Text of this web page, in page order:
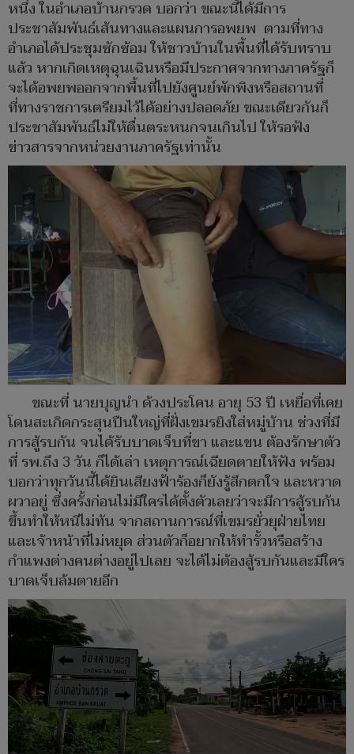
หนึ่ง ในอำเภอบ้านกรวด บอกว่า ขณะนี้ได้มีการ
ประชาสัมพันธ์เส้นทางและแผนการอพยพ ตามที่ทาง
อำเภอได้ประชุมซักซ้อม ให้ชาวบ้านในพื้นที่ได้รับทราบ
แล้ว หากเกิดเหตุฉุนเฉินหรือมีประกาศจากทางภาครัฐก็
จะได้อพยพออกจากพื้นที่ไปยังศูนย์พักพิงหรือสถานที่
ที่ทางราชการเตรียมไว้ได้อย่างปลอดภัย ขณะเดียวกันก็
ประชาสัมพันธ์ไม่ให้ตื่นตระหนกจนเกินไป ให้รอฟัง
ข่าวสารจากหน่วยงานภาครัฐเท่านั้น
ขณะที่ นายบุญนำ ด้วงประโคน อายุ 53 ปี เหยื่อที่เคย
โดนสะเกิดกระสุนปืนใหญ่ที่ฝั่งเขมรยิงใส่หมู่บ้าน ช่วงที่มี
การสู้รบกัน จนได้รับบาดเจ็บที่ขา และแขน ต้องรักษาตัว
ที่ รพ.ถึง 3 วัน ก็ได้เล่า เหตุการณ์เฉียดตายให้ฟัง พร้อม
บอกว่าทุกวันนี้ได้ยินเสียงฟ้าร้องก็ยังรู้สึกตกใจ และหวาด
ผวาอยู่ ซึ่งครั้งก่อนไม่มีใครได้ตั้งตัวเลยว่าจะมีการสู้รบกัน
ขึ้นทำให้หนีไม่ทัน จากสถานการณ์ที่เขมรยั่วยุฝ่ายไทย
และเจ้าหน้าที่ไม่หยุด ส่วนตัวก็อยากให้ทำรั้วหรือสร้าง
กำแพงต่างคนต่างอยู่ไปเลย จะได้ไม่ต้องสู้รบกันและมีใคร
บาดเจ็บล้มตายอีก